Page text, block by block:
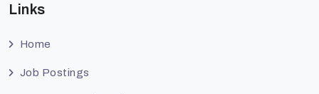
Links
Home
Job Postings